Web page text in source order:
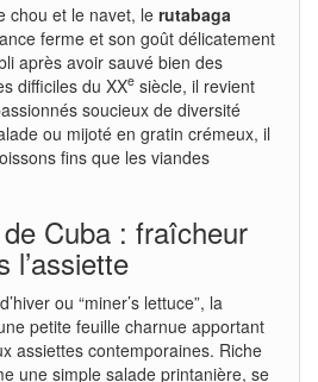
chou et le navet, le rutabaga
ferme et son goût délicatement
après avoir sauvé bien des
difficiles du XXe siècle, il revient
soucieux de diversité
ou mijoté en gratin crémeux, il
fins que les viandes
Cuba : fraîcheur
l’assiette
ou “miner’s lettuce”, la
petite feuille charnue apportant
assiettes contemporaines. Riche
une simple salade printanière, se